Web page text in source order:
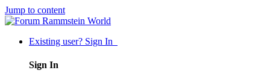
Jump to content
Existing user? Sign In
Sign In